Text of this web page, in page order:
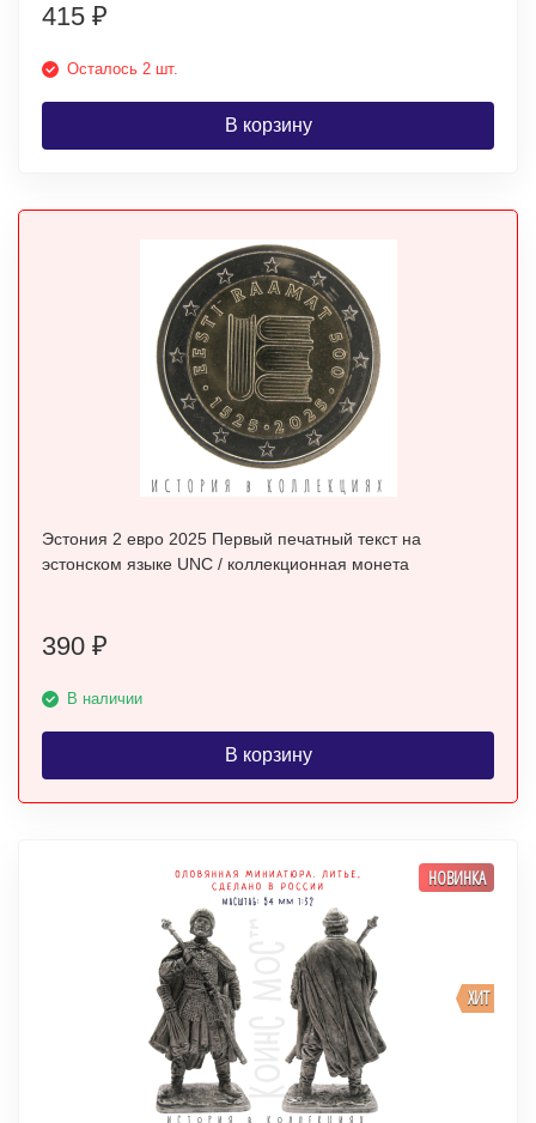
415 ₽
Осталось 2 шт.
В корзину
Эстония 2 евро 2025 Первый печатный текст на
эстонском языке UNC / коллекционная монета
390 ₽
В наличии
В корзину
ХИТ
НОВИНКА